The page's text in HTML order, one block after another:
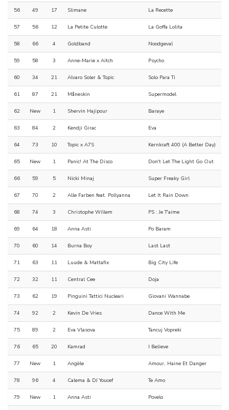
56 49 17 Slimane La Recette
57 56 12 La Petite Culotte La Goffa Lolita
58 66 4 Goldband Noodgeval
59 58 3 Anne-Marie x Aitch Psycho
60 34 21 Alvaro Soler & Topic Solo Para Ti
61 87 21 Måneskin Supermodel
62 New 1 Shervin Hajipour Baraye
63 84 2 Kendji Girac Eva
64 73 10 Topic x A7S Kernkraft 400 (A Better Day)
65 New 1 Panic! At The Disco Don't Let The Light Go Out
66 59 5 Nicki Minaj Super Freaky Girl
67 70 2 Alle Farben feat. Pollyanna Let It Rain Down
68 74 3 Christophe Willem PS : Je T'aime
69 64 18 Anna Asti Po Baram
70 60 14 Burna Boy Last Last
71 63 11 Luude & Mattafix Big City Life
72 32 11 Central Cee Doja
73 62 19 Pinguini Tattici Nucleari Giovani Wannabe
74 92 2 Kevin De Vries Dance With Me
75 89 2 Eva Vlasova Tancuj Vopreki
76 65 20 Kamrad I Believe
77 New 1 Angèle Amour, Haine Et Danger
78 96 4 Calema & DJ Youcef Te Amo
79 New 1 Anna Asti Povelo